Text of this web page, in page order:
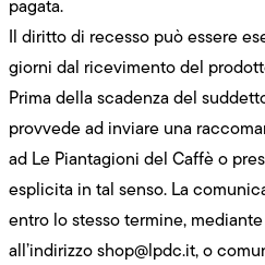
pagata.
Il diritto di recesso può essere
giorni dal ricevimento del
Prima della scadenza del
provvede ad inviare una
ad Le Piantagioni del Caffè o
esplicita in tal senso. La
entro lo stesso termine,
all’indirizzoshop@lpdc.it, o